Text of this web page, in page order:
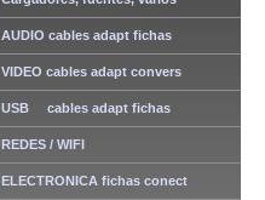
AUDIO cables adapt fichas
VIDEO cables adapt convers
USB cables adapt fichas
REDES / WIFI
ELECTRONICA fichas conect